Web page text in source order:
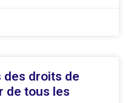
des droits de
de tous les